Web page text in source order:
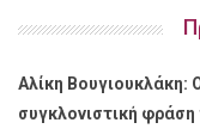
Αλίκη Βουγιουκλάκη:
συγκλονιστική